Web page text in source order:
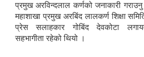
प्रमुख अरविन्दलाल कर्णको जनाकारी गराउनु
महाशाखा प्रमुख अरबिंद लालकर्ण शिक्षा
प्रेस सलाहकार गोबिंद देवकोटा
सहभागीता रहेको थियो ।